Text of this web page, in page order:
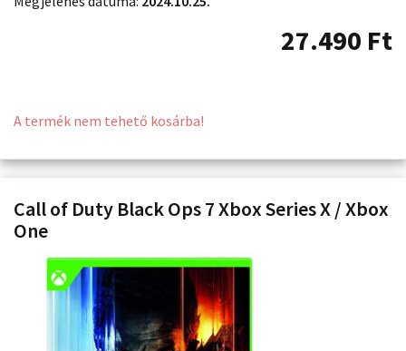
27.490 Ft
A termék nem tehető kosárba!
Call of Duty Black Ops 7 Xbox Series X / Xbox
One